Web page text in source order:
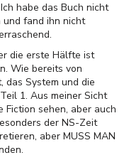
habe das Buch nicht
fand ihn nicht
die erste Hälfte ist
Wie bereits von
das System und die
1. Aus meiner Sicht
Fiction sehen, aber auch
der NS-Zeit
aber MUSS MAN